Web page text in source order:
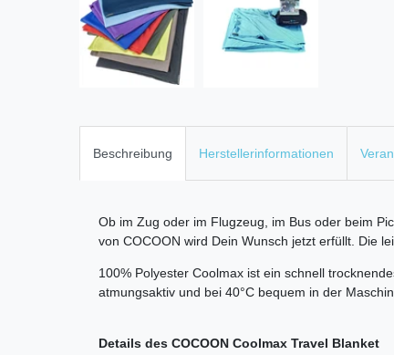
Beschreibung Herstellerinformationen
Ob im Zug oder im Flugzeug, im Bus oder beim
von COCOON wird Dein Wunsch jetzt erfüllt. Die
100% Polyester Coolmax ist ein schnell
atmungsaktiv und bei 40°C bequem in der
Details des COCOON Coolmax Travel Blanket